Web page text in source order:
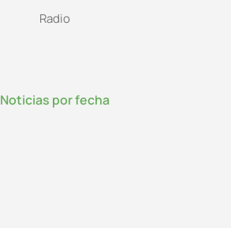
Radio
Noticias por fecha